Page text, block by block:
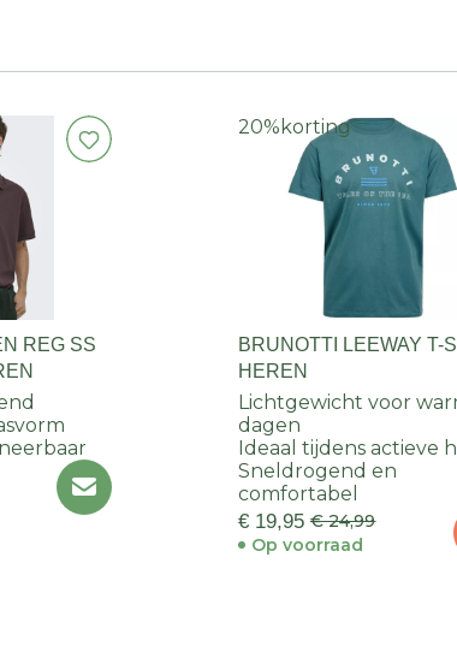
REG SS
20% korting
BRUNOTTI LEEWAY T-
HEREN
Lichtgewicht voor
dagen
Ideaal tijdens actieve
Sneldrogend en
comfortabel
€ 19,95 € 24,99
Op voorraad